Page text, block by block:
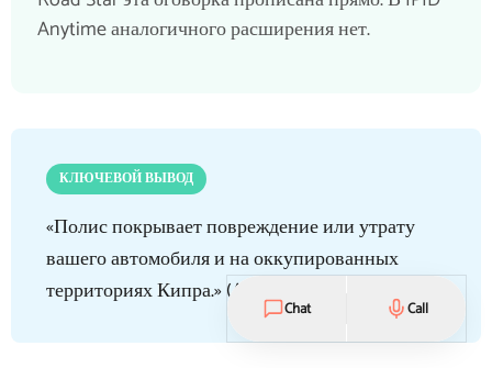
Anytime аналогичного расширения нет.
КЛЮЧЕВОЙ ВЫВОД
«Полис покрывает повреждение или утрату
вашего автомобиля и на оккупированных
территориях Кипра.» (AIG Road Star IPID)
Chat Call